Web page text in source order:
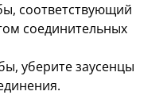
соответствующий
соединительных
уберите заусенцы